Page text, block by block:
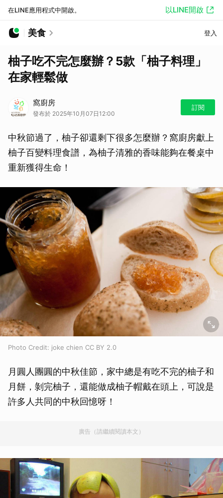
在LINE應用程式中開啟。 以LINE開啟
美食 登入
柚子吃不完怎麼辦？5款「柚子料理」
在家輕鬆做
窩廚房
發布於 2025年10月07日12:00
訂閱
中秋節過了，柚子卻還剩下很多怎麼辦？窩廚房獻上
柚子百變料理食譜，為柚子清雅的香味能夠在餐桌中
重新獲得生命！
Photo Credit: joke chien CC BY 2.0
月圓人團圓的中秋佳節，家中總是有吃不完的柚子和
月餅，剝完柚子，還能做成柚子帽戴在頭上，可說是
許多人共同的中秋回憶呀！
廣告（請繼續閱讀本文）